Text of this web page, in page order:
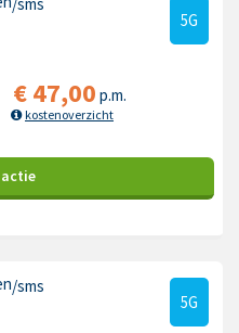
5G
€47,00 p.m.
kostenoverzicht
actie
/sms
5G